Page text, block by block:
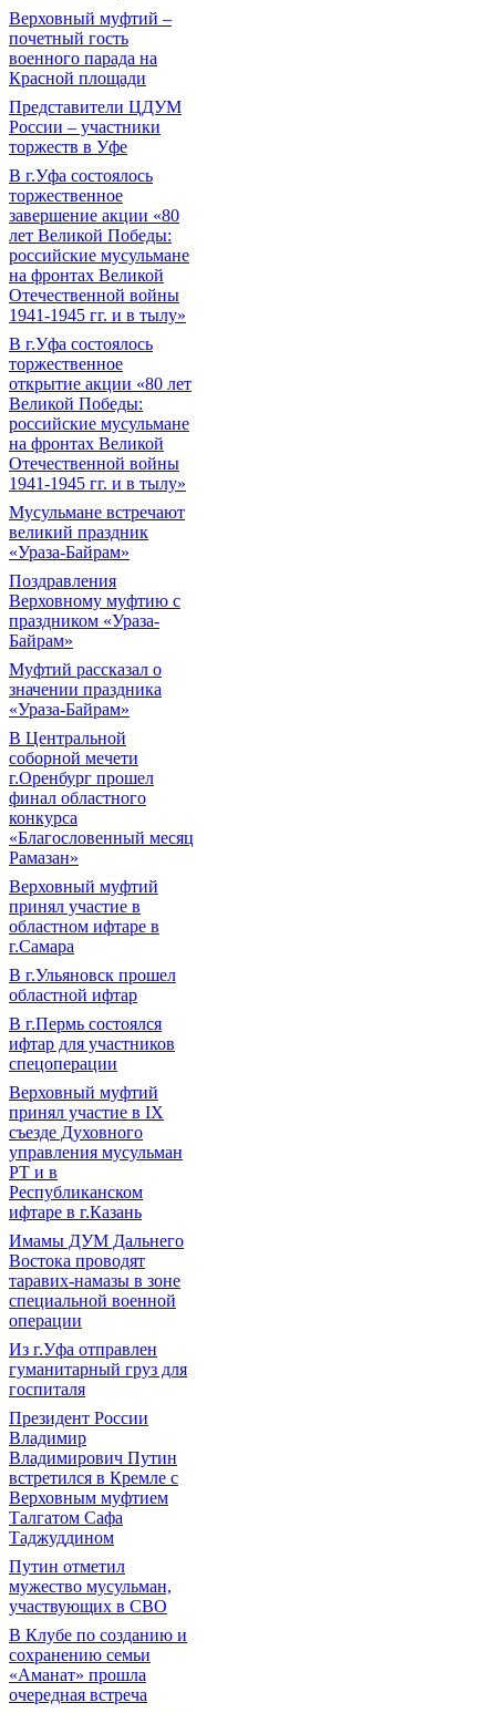
Верховный муфтий –
почетный гость
военного парада на
Красной площади
Представители ЦДУМ
России – участники
торжеств в Уфе
В г.Уфа состоялось
торжественное
завершение акции «80
лет Великой Победы:
российские мусульмане
на фронтах Великой
Отечественной войны
1941-1945 гг. и в тылу»
В г.Уфа состоялось
торжественное
открытие акции «80 лет
Великой Победы:
российские мусульмане
на фронтах Великой
Отечественной войны
1941-1945 гг. и в тылу»
Мусульмане встречают
великий праздник
«Ураза-Байрам»
Поздравления
Верховному муфтию с
праздником «Ураза-
Байрам»
Муфтий рассказал о
значении праздника
«Ураза-Байрам»
В Центральной
соборной мечети
г.Оренбург прошел
финал областного
конкурса
«Благословенный месяц
Рамазан»
Верховный муфтий
принял участие в
областном ифтаре в
г.Самара
В г.Ульяновск прошел
областной ифтар
В г.Пермь состоялся
ифтар для участников
спецоперации
Верховный муфтий
принял участие в IХ
съезде Духовного
управления мусульман
РТ и в
Республиканском
ифтаре в г.Казань
Имамы ДУМ Дальнего
Востока проводят
таравих-намазы в зоне
специальной военной
операции
Из г.Уфа отправлен
гуманитарный груз для
госпиталя
Президент России
Владимир
Владимирович Путин
встретился в Кремле с
Верховным муфтием
Талгатом Сафа
Таджуддином
Путин отметил
мужество мусульман,
участвующих в СВО
В Клубе по созданию и
сохранению семьи
«Аманат» прошла
очередная встреча